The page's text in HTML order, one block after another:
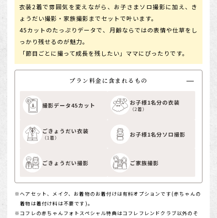
衣装2着で雰囲気を変えながら、お子さまソロ撮影に加え、き
ょうだい撮影・家族撮影までセットで叶います。
45カットのたっぷりデータで、月齢ならではの表情や仕草をし
っかり残せるのが魅力。
「節目ごとに撮って成長を残したい」ママにぴったりです。
プラン料金に含まれるもの
撮影データ45カット お子様1名分の衣装
（2着）
ごきょうだい衣装
（1着） お子様1名分ソロ撮影
ごきょうだい撮影 ご家族撮影
ヘアセット、メイク、お着物のお着付けは有料オプションです(赤ちゃんの
着物は着付け料は不要です)。
コフレの赤ちゃんフォトスペシャル特典はコフレフレンドクラブ以外のそ